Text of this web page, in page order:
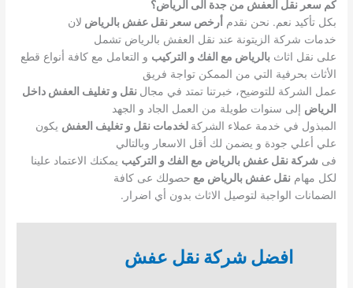
كم سعر نقل العفش من جدة الى الرياض؟
بكل تأكيد نعم. نحن نقدم أرخص سعر نقل عفش بالرياض لان
خدمات شركة الزيتونة عند نقل العفش بالرياض تشمل
على نقل اثاثبالرياض مع الفك و التركيب و التعامل مع كافة أنواع قطع
الأثاث بحرفية التي من الممكن تواجة فريق
عمل الشركة للتوضيح، خبرتنا تمتد في مجال نقل و تغليف العفش داخل
الرياض إلى سنوات طويلة من العمل الجاد و الجهد
المبذول في خدمة عملاء الشركة لخدمات نقل و تغليف العفش يكون
علي أعلي جودة و يضمن لك أقل الاسعار وبالتالي
فى شركة نقل عفش بالرياض مع الفك و التركيب يمكنك الاعتماد علينا
لكل مهامنقل عفش بالرياض مع حصولك عى كافة
الضمانات الواجبة لتوصيل الاثاث بدون أي اضرار.
افضل شركة نقل عفش